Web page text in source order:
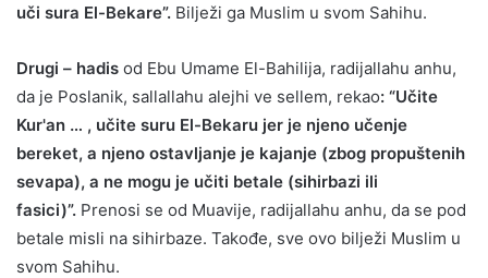
uči sura El-Bekare”. Bilježi ga Muslim u svom Sahihu.
Drugi – hadis od Ebu Umame El-Bahilija, radijallahu anhu,
da je Poslanik, sallallahu alejhi ve sellem, rekao: “Učite
Kur'an … , učite suru El-Bekaru jer je njeno učenje
bereket, a njeno ostavljanje je kajanje (zbog propuštenih
sevapa), a ne mogu je učiti betale (sihirbazi ili
fasici)”. Prenosi se od Muavije, radijallahu anhu, da se pod
betale misli na sihirbaze. Takođe, sve ovo bilježi Muslim u
svom Sahihu.